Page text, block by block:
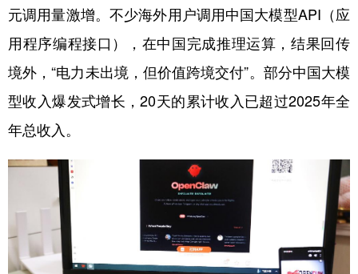
元调用量激增。不少海外用户调用中国大模型API（应
用程序编程接口），在中国完成推理运算，结果回传
境外，“电力未出境，但价值跨境交付”。部分中国大模
型收入爆发式增长，20天的累计收入已超过2025年全
年总收入。